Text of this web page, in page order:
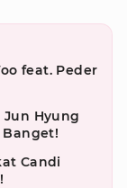
feat. Peder
Hyung
Banget!
Candi